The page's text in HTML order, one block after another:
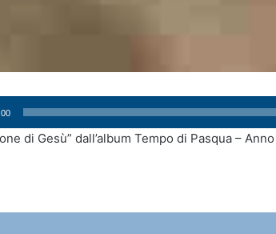
di Gesù” dall’album Tempo di Pasqua –